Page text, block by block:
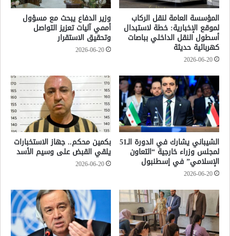
المؤسسة العامة لنقل الركاب
لموقع الإخبارية: خطة لاستبدال
أسطول النقل الداخلي بباصات
كهربائية حديثة
2026-06-20
وزير الدفاع يبحث مع مسؤول
أممي آليات تعزيز التواصل
وتحقيق الاستقرار
2026-06-20
الشيباني يشارك في الدورة الـ51
لمجلس وزراء خارجية “التعاون
الإسلامي” في إسطنبول
2026-06-20
بكمين محكم.. جهاز الاستخبارات
يلقي القبض على وسيم الأسد
2026-06-20